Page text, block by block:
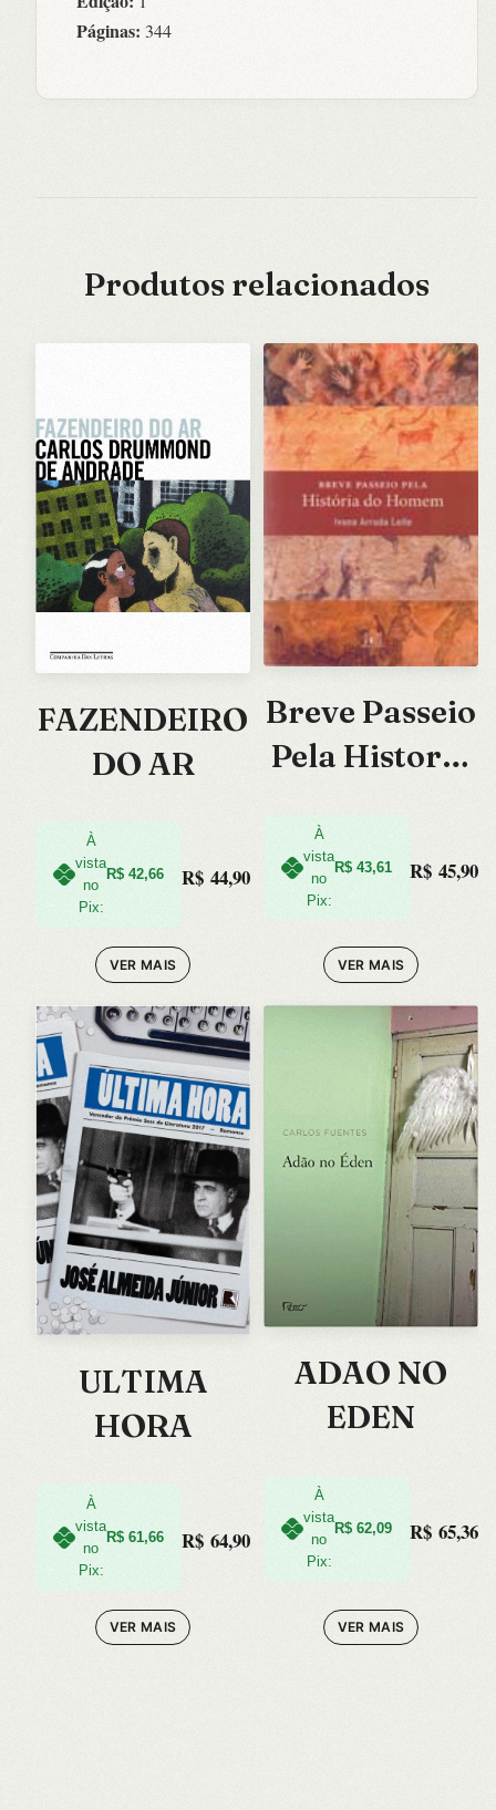
Páginas: 344
Produtos relacionados
FAZENDEIRO
DO AR
À
vista
no
Pix:
R$ 42,66 R$ 44,90
VER MAIS
Breve Passeio
Pela Historia
À
vista
no
Pix:
R$ 43,61 R$ 45,90
VER MAIS
ULTIMA
HORA
À
vista
no
Pix:
R$ 61,66 R$ 64,90
VER MAIS
ADAO NO
EDEN
À
vista
no
Pix:
R$ 62,09 R$ 65,36
VER MAIS